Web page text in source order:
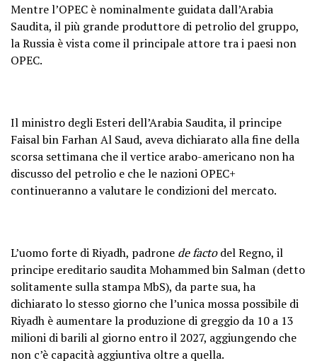
Mentre l’OPEC è nominalmente guidata dall’Arabia
Saudita, il più grande produttore di petrolio del gruppo,
la Russia è vista come il principale attore tra i paesi non
OPEC.
Il ministro degli Esteri dell’Arabia Saudita, il principe
Faisal bin Farhan Al Saud, aveva dichiarato alla fine della
scorsa settimana che il vertice arabo-americano non ha
discusso del petrolio e che le nazioni OPEC+
continueranno a valutare le condizioni del mercato.
L’uomo forte di Riyadh, padrone de factodel Regno, il
principe ereditario saudita Mohammed bin Salman (detto
solitamente sulla stampa MbS), da parte sua, ha
dichiarato lo stesso giorno che l’unica mossa possibile di
Riyadh è aumentare la produzione di greggio da 10 a 13
milioni di barili al giorno entro il 2027, aggiungendo che
non c’è capacità aggiuntiva oltre a quella.